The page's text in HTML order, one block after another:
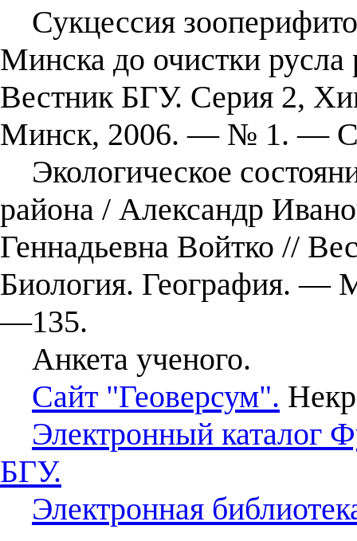
Сукцессия
Минска до очистки
Вестник БГУ. Серия 2,
Минск, 2006. — № 1. —
Экологическое
района / Александр
Геннадьевна Войтко //
Биология. География.
—135.
Анкета ученого.
Сайт "Геоверсум".
Электронный каталог
БГУ.
Электронная